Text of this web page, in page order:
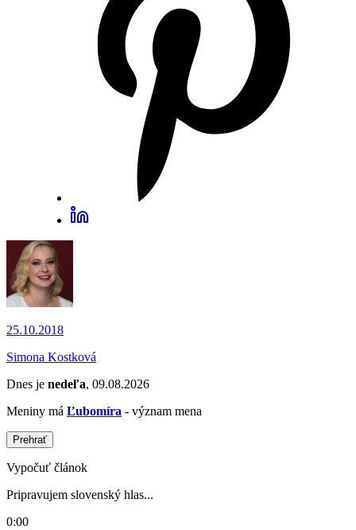
25.10.2018
Simona Kostková
Dnes je nedeľa, 09.08.2026
Meniny má Ľubomíra - význam mena
Prehrať
Vypočuť článok
Pripravujem slovenský hlas...
0:00